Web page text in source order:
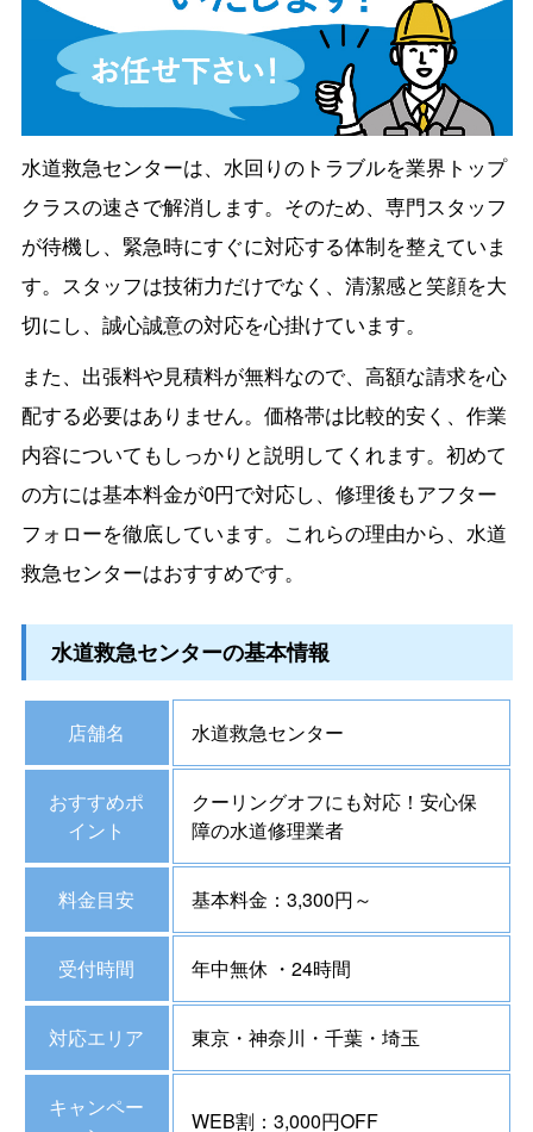
水道救急センターは、水回りのトラブルを業界トップ
クラスの速さで解消します。そのため、専門スタッフ
が待機し、緊急時にすぐに対応する体制を整えていま
す。スタッフは技術力だけでなく、清潔感と笑顔を大
切にし、誠心誠意の対応を心掛けています。
また、出張料や見積料が無料なので、高額な請求を心
配する必要はありません。価格帯は比較的安く、作業
内容についてもしっかりと説明してくれます。初めて
の方には基本料金が0円で対応し、修理後もアフター
フォローを徹底しています。これらの理由から、水道
救急センターはおすすめです。
水道救急センターの基本情報
店舗名 水道救急センター
おすすめポ
イント
クーリングオフにも対応！安心保
障の水道修理業者
料金目安 基本料金：3,300円～
受付時間 年中無休 ・24時間
対応エリア 東京・神奈川・千葉・埼玉
キャンペー
WEB割：3,000円OFF